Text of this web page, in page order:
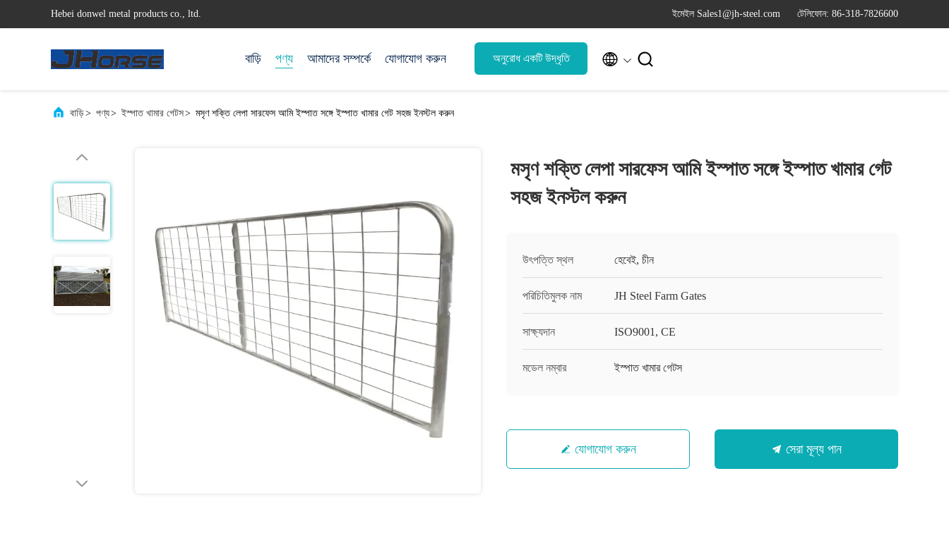
Hebei donwel metal products co., ltd. ইমেইল Sales1@jh-steel.com টেলিফোন: 86-318-7826600
বাড়ি পণ্য আমাদের সম্পর্কে যোগাযোগ করুন অনুরোধ একটি উদ্ধৃতি  
বাড়ি> পণ্য> ইস্পাত খামার গেটস> মসৃণ শক্তি লেপা সারফেস আমি ইস্পাত সঙ্গে ইস্পাত খামার গেট সহজ ইনস্টল করুন
মসৃণ শক্তি লেপা সারফেস আমি ইস্পাত সঙ্গে ইস্পাত খামার গেট
সহজ ইনস্টল করুন
উৎপত্তি স্থল হেবেই, চীন
পরিচিতিমুলক নাম JH Steel Farm Gates
সাক্ষ্যদান ISO9001, CE
মডেল নম্বার ইস্পাত খামার গেটস
যোগাযোগ করুন সেরা মূল্য পান